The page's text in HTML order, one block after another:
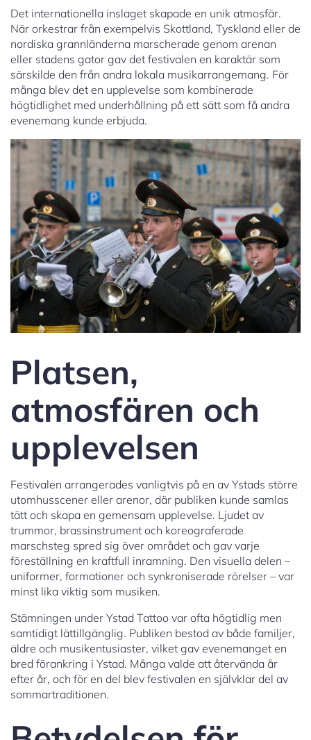
Det internationella inslaget skapade en unik atmosfär.
När orkestrar från exempelvis Skottland, Tyskland eller de
nordiska grannländerna marscherade genom arenan
eller stadens gator gav det festivalen en karaktär som
särskilde den från andra lokala musikarrangemang. För
många blev det en upplevelse som kombinerade
högtidlighet med underhållning på ett sätt som få andra
evenemang kunde erbjuda.
Platsen,
atmosfären och
upplevelsen
Festivalen arrangerades vanligtvis på en av Ystads större
utomhusscener eller arenor, där publiken kunde samlas
tätt och skapa en gemensam upplevelse. Ljudet av
trummor, brassinstrument och koreograferade
marschsteg spred sig över området och gav varje
föreställning en kraftfull inramning. Den visuella delen –
uniformer, formationer och synkroniserade rörelser – var
minst lika viktig som musiken.
Stämningen under Ystad Tattoo var ofta högtidlig men
samtidigt lättillgänglig. Publiken bestod av både familjer,
äldre och musikentusiaster, vilket gav evenemanget en
bred förankring i Ystad. Många valde att återvända år
efter år, och för en del blev festivalen en självklar del av
sommartraditionen.